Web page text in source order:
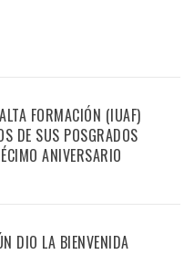
FORMACIÓN (IUAF)
DE SUS POSGRADOS
ANIVERSARIO
DIO LA BIENVENIDA